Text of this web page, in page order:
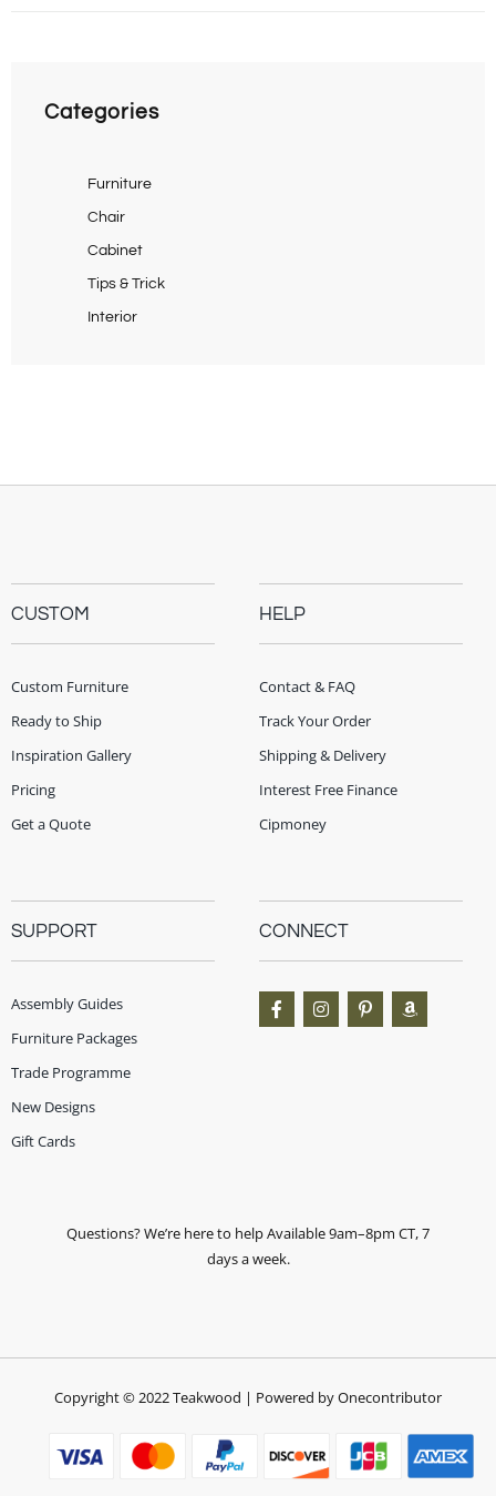
Categories
Furniture
Chair
Cabinet
Tips & Trick
Interior
CUSTOM
Custom Furniture
Ready to Ship
Inspiration Gallery
Pricing
Get a Quote
HELP
Contact & FAQ
Track Your Order
Shipping & Delivery
Interest Free Finance
Cipmoney
SUPPORT
Assembly Guides
Furniture Packages
Trade Programme
New Designs
Gift Cards
CONNECT
Questions? We’re here to help Available 9am–8pm CT, 7
days a week.
Copyright © 2022 Teakwood | Powered by Onecontributor